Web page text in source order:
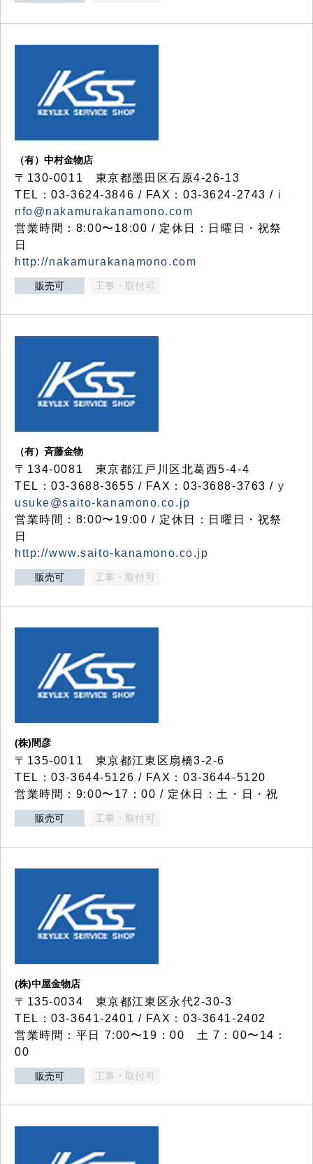
（有）中村金物店
〒130-0011 東京都墨田区石原4-26-13
TEL：03-3624-3846 / FAX：03-3624-2743 / i
nfo@nakamurakanamono.com
営業時間：8:00〜18:00 / 定休日：日曜日・祝祭
日
http://nakamurakanamono.com
販売可 工事・取付可
（有）斉藤金物
〒134-0081 東京都江戸川区北葛西5-4-4
TEL：03-3688-3655 / FAX：03-3688-3763 / y
usuke@saito-kanamono.co.jp
営業時間：8:00〜19:00 / 定休日：日曜日・祝祭
日
http://www.saito-kanamono.co.jp
販売可 工事・取付可
(株)間彦
〒135-0011 東京都江東区扇橋3-2-6
TEL：03-3644-5126 / FAX：03-3644-5120
営業時間：9:00〜17：00 / 定休日：土・日・祝
販売可 工事・取付可
(株)中屋金物店
〒135-0034 東京都江東区永代2-30-3
TEL：03-3641-2401 / FAX：03-3641-2402
営業時間：平日 7:00〜19：00 土 7：00〜14：
00
販売可 工事・取付可